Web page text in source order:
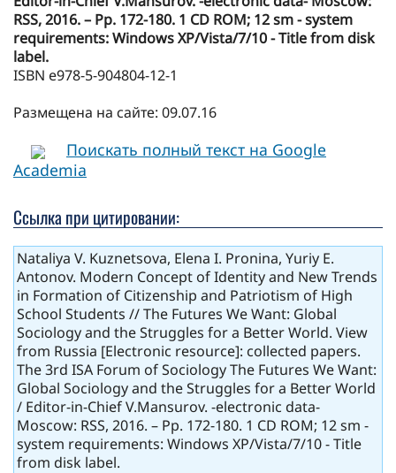
RSS, 2016. – Pp. 172-180. 1 СD ROM; 12 sm - system
requirements: Windows XP/Vista/7/10 - Title from disk
label.
ISBN e978-5-904804-12-1
Размещена на сайте: 09.07.16
Поискать полный текст на Google
Academia
Ссылка при цитировании:
Nataliya V. Kuznetsova, Elena I. Pronina, Yuriy E.
Antonov. Modern Concept of Identity and New Trends
in Formation of Citizenship and Patriotism of High
School Students // The Futures We Want: Global
Sociology and the Struggles for a Better World. View
from Russia [Electronic resource]: collected papers.
The 3rd ISA Forum of Sociology The Futures We Want:
Global Sociology and the Struggles for a Better World
/ Editor-in-Chief V.Mansurov. -electronic data-
Moscow: RSS, 2016. – Pp. 172-180. 1 СD ROM; 12 sm -
system requirements: Windows XP/Vista/7/10 - Title
from disk label.